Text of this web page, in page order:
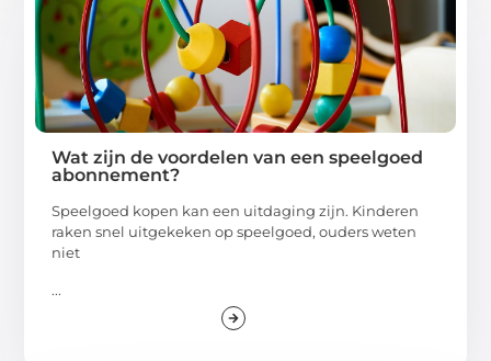
Wat zijn de voordelen van een speelgoed
abonnement?
Speelgoed kopen kan een uitdaging zijn. Kinderen
raken snel uitgekeken op speelgoed, ouders weten
niet
...